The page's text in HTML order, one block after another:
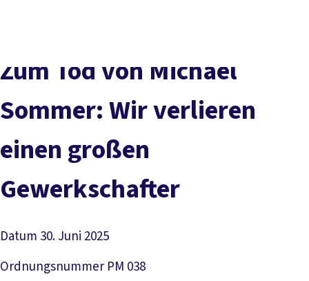
Service
Mitmachen
Zum Tod von Michael
Sommer: Wir verlieren
einen großen
Gewerkschafter
Datum 30. Juni 2025
Ordnungsnummer PM 038